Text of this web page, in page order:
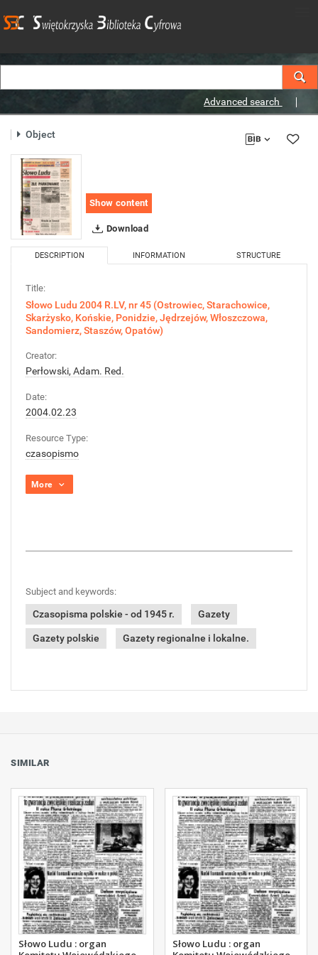
Advanced search
Object
Show content
Download
DESCRIPTION INFORMATION STRUCTURE
Title:
Słowo Ludu 2004 R.LV, nr 45 (Ostrowiec, Starachowice,
Skarżysko, Końskie, Ponidzie, Jędrzejów, Włoszczowa,
Sandomierz, Staszów, Opatów)
Creator:
Perłowski, Adam. Red.
Date:
2004.02.23
Resource Type:
czasopismo
More
Subject and keywords:
Czasopisma polskie - od 1945 r. Gazety
Gazety polskie Gazety regionalne i lokalne.
SIMILAR
Słowo Ludu : organ
Słowo Ludu : organ